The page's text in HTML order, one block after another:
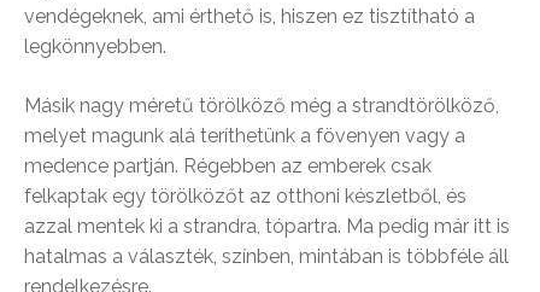
vendégeknek, ami érthető is, hiszen ez tisztítható a
legkönnyebben.
Másik nagy méretű törölköző még a strandtörölköző,
melyet magunk alá teríthetünk a fövenyen vagy a
medence partján. Régebben az emberek csak
felkaptak egy törölközőt az otthoni készletből, és
azzal mentek ki a strandra, tópartra. Ma pedig már itt is
hatalmas a választék, színben, mintában is többféle áll
rendelkezésre.